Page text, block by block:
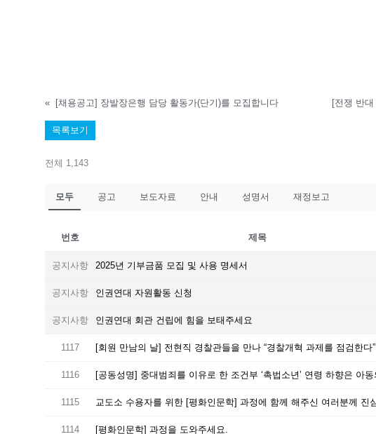
« [채용공고] 장발장은행 담당 활동가(단기)를 모집합니다
목록보기
전체 1,143
모두 공고 보도자료 안내 성명서 재정보고
번호 제목
공지사항 2025년 기부금품 모집 및 사용 명세서
공지사항 인권연대 자원활동 신청
공지사항 인권연대 회관 건립에 힘을 보태주세요
1117 [회원 만남의 날] 전현직 경찰관들을 만나 “경찰개혁 과제를 점검한다”
1116
1115
1114 [평화인문학] 과정을 도와주세요.